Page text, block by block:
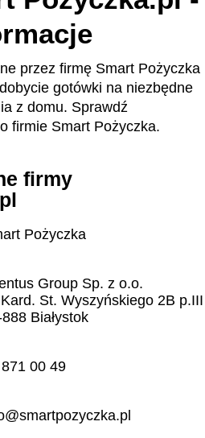
przez firmę Smart Pożyczka
gotówki na niezbędne
z domu. Sprawdź
firmie Smart Pożyczka.
firmy
Pożyczka
Group Sp. z o.o.
St. Wyszyńskiego 2B p.III
Białystok
00 49